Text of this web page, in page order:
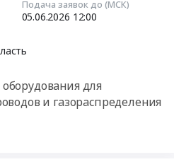
Подача заявок до (МСК)
05.06.2026 12:00
для
и газораспределения